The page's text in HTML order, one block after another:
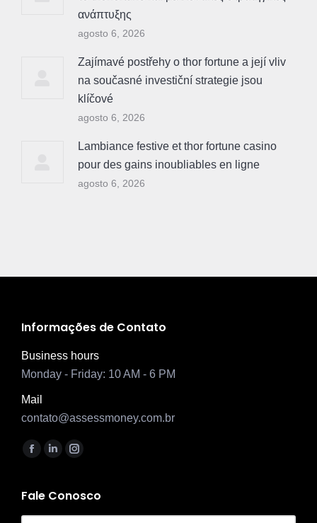
ανάπτυξης
agosto 6, 2026
Zajímavé postřehy o thor fortune a její vliv
na současné investiční strategie jsou
klíčové
agosto 6, 2026
Lambiance festive et thor fortune casino
pour des gains inoubliables en ligne
agosto 6, 2026
Informações de Contato
Business hours
Monday - Friday: 10 AM - 6 PM
Mail
contato@assessmoney.com.br
Encontre-nos em:
Facebook
opens
Linkedin
opens
Instagram
opens
Fale Conosco